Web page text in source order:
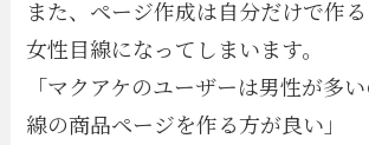
また、ページ作成は自分だけで作
女性目線になってしまいます。
「マクアケのユーザーは男性が多
線の商品ページを作る方が良い」